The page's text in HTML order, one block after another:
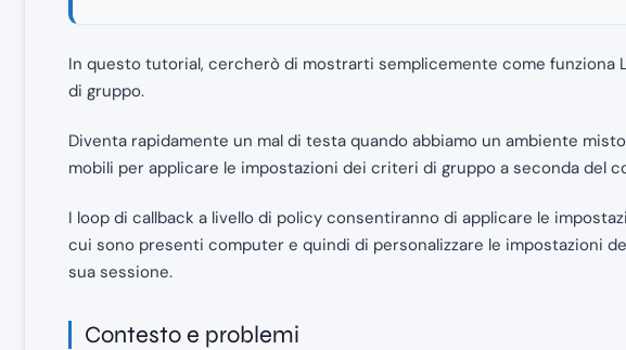
In questo tutorial, cercherò di mostrarti semplicemente come funziona
di gruppo.
Diventa rapidamente un mal di testa quando abbiamo un ambiente
mobili per applicare le impostazioni dei criteri di gruppo a seconda del
I loop di callback a livello di policy consentiranno di applicare le
cui sono presenti computer e quindi di personalizzare le impostazioni
sua sessione.
Contesto e problemi